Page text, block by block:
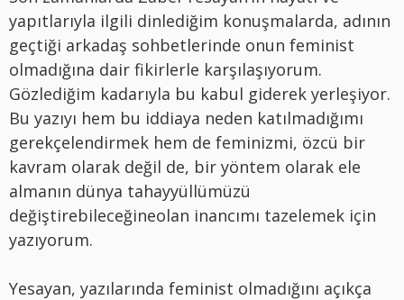
yapıtlarıyla ilgili dinlediğim konuşmalarda, adının
geçtiği arkadaş sohbetlerinde onun feminist
olmadığına dair fikirlerle karşılaşıyorum.
Gözlediğim kadarıyla bu kabul giderek yerleşiyor.
Bu yazıyı hem bu iddiaya neden katılmadığımı
gerekçelendirmek hem de feminizmi, özcü bir
kavram olarak değil de, bir yöntem olarak ele
almanın dünya tahayyüllümüzü
değiştirebileceğineolan inancımı tazelemek için
yazıyorum.
Yesayan, yazılarında feminist olmadığını açıkça